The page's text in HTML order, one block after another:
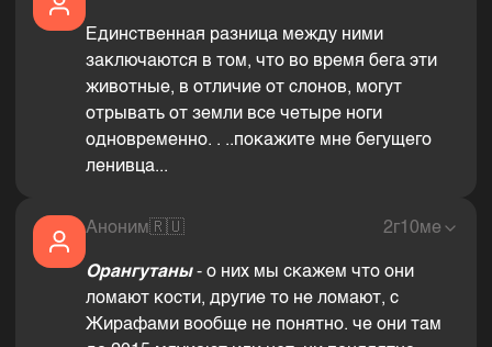
Единственная разница между ними
заключаются в том, что во время бега эти
животные, в отличие от слонов, могут
отрывать от земли все четыре ноги
одновременно. . ..покажите мне бегущего
ленивца...
Аноним🇷🇺 2г10ме
Орангутаны- о них мы скажем что они
ломают кости, другие то не ломают, с
Жирафами вообще не понятно. че они там